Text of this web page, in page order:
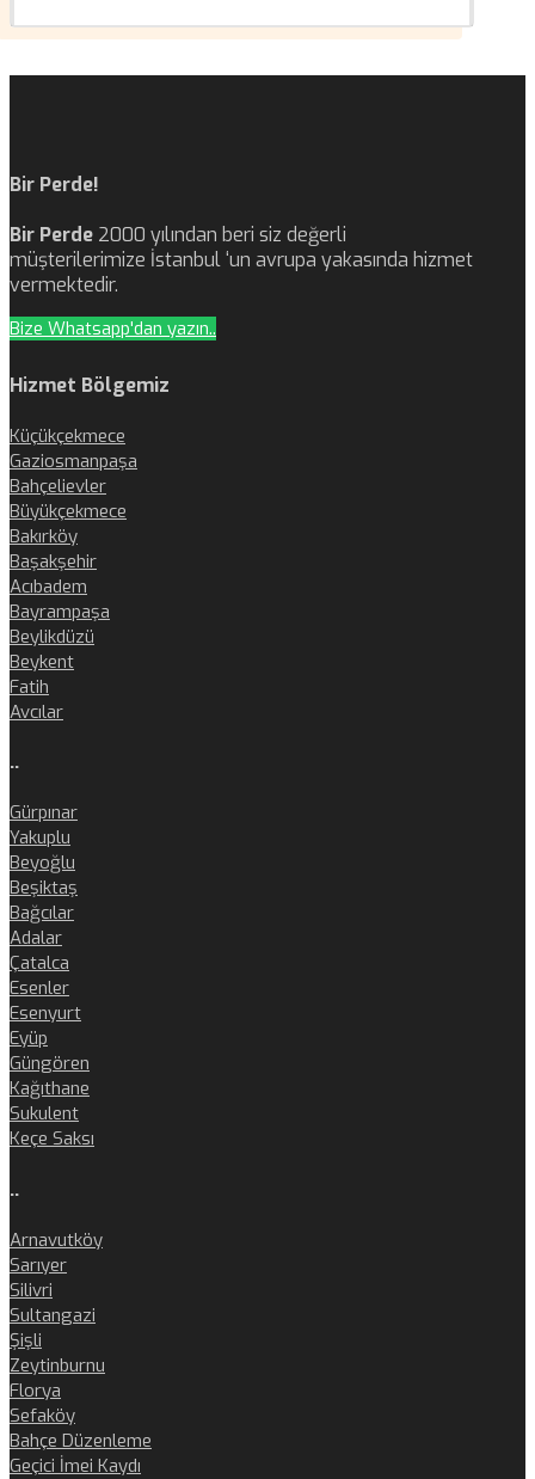
Bir Perde!
Bir Perde 2000 yılından beri siz değerli
müşterilerimize İstanbul ‘un avrupa yakasında hizmet
vermektedir.
Bize Whatsapp'dan yazın..
Hizmet Bölgemiz
Küçükçekmece
Gaziosmanpaşa
Bahçelievler
Büyükçekmece
Bakırköy
Başakşehir
Acıbadem
Bayrampaşa
Beylikdüzü
Beykent
Fatih
Avcılar
..
Gürpınar
Yakuplu
Beyoğlu
Beşiktaş
Bağcılar
Adalar
Çatalca
Esenler
Esenyurt
Eyüp
Güngören
Kağıthane
Sukulent
Keçe Saksı
..
Arnavutköy
Sarıyer
Silivri
Sultangazi
Şişli
Zeytinburnu
Florya
Sefaköy
Bahçe Düzenleme
Geçici İmei Kaydı